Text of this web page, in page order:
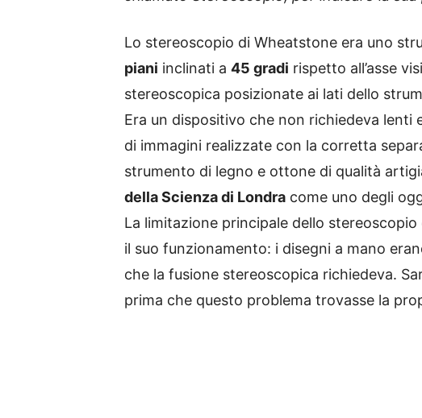
Lo stereoscopio di Wheatstone era uno
piani inclinati a 45 gradi rispetto all’asse
stereoscopica posizionate ai lati dello
Era un dispositivo che non richiedeva lenti
di immagini realizzate con la corretta
strumento di legno e ottone di qualità
della Scienza di Londra come uno degli
La limitazione principale dello
il suo funzionamento: i disegni a mano
che la fusione stereoscopica richiedeva.
prima che questo problema trovasse la